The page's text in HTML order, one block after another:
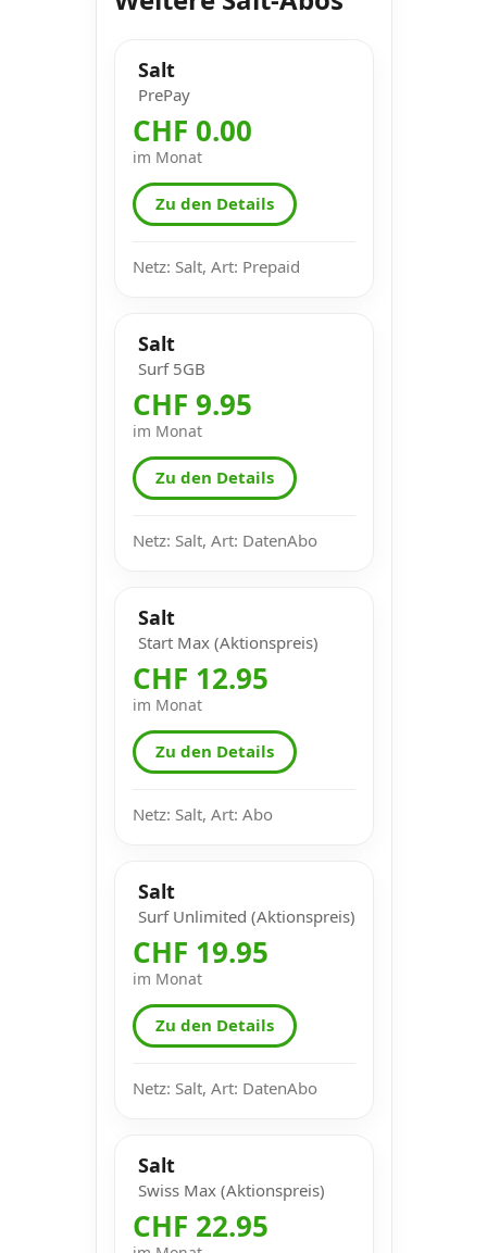
Salt
PrePay
CHF 0.00
im Monat
Zu den Details
Netz: Salt, Art: Prepaid
Salt
Surf 5GB
CHF 9.95
im Monat
Zu den Details
Netz: Salt, Art: DatenAbo
Salt
Start Max (Aktionspreis)
CHF 12.95
im Monat
Zu den Details
Netz: Salt, Art: Abo
Salt
Surf Unlimited (Aktionspreis)
CHF 19.95
im Monat
Zu den Details
Netz: Salt, Art: DatenAbo
Salt
Swiss Max (Aktionspreis)
CHF 22.95